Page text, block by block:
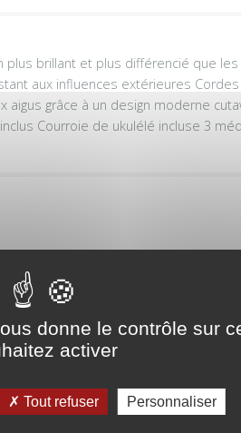
brillant et plus différencié que
aux influences extérieures
grâce à un design moderne
Courroie de ukulélé incluse 3
Produit suivant
donne le contrôle sur
activer
Tout refuser Personnaliser